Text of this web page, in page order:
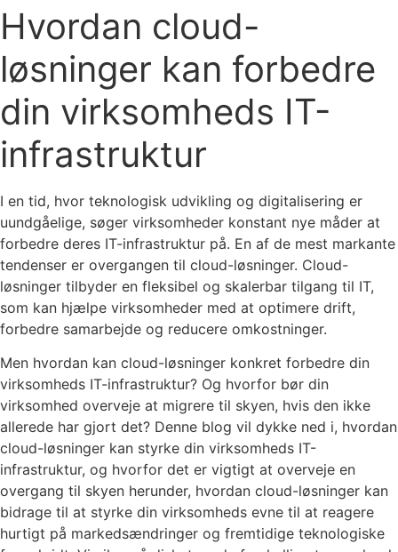
Hvordan cloud-
løsninger kan forbedre
din virksomheds IT-
infrastruktur
I en tid, hvor teknologisk udvikling og digitalisering er
uundgåelige, søger virksomheder konstant nye måder at
forbedre deres IT-infrastruktur på. En af de mest markante
tendenser er overgangen til cloud-løsninger. Cloud-
løsninger tilbyder en fleksibel og skalerbar tilgang til IT,
som kan hjælpe virksomheder med at optimere drift,
forbedre samarbejde og reducere omkostninger.
Men hvordan kan cloud-løsninger konkret forbedre din
virksomheds IT-infrastruktur? Og hvorfor bør din
virksomhed overveje at migrere til skyen, hvis den ikke
allerede har gjort det? Denne blog vil dykke ned i, hvordan
cloud-løsninger kan styrke din virksomheds IT-
infrastruktur, og hvorfor det er vigtigt at overveje en
overgang til skyen herunder, hvordan cloud-løsninger kan
bidrage til at styrke din virksomheds evne til at reagere
hurtigt på markedsændringer og fremtidige teknologiske